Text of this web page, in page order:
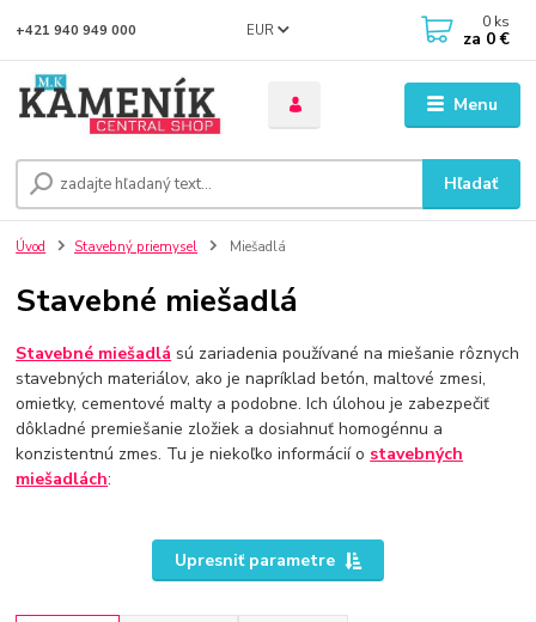
Menu
EUR
Hľadať
+421 940 949 000 0 ks
za 0 €
Úvod Stavebný priemysel Miešadlá
Stavebné miešadlá
Stavebné miešadlá sú zariadenia používané na miešanie rôznych
stavebných materiálov, ako je napríklad betón, maltové zmesi,
omietky, cementové malty a podobne. Ich úlohou je zabezpečiť
dôkladné premiešanie zložiek a dosiahnuť homogénnu a
konzistentnú zmes. Tu je niekoľko informácií o stavebných
miešadlách:
Upresniť parametre